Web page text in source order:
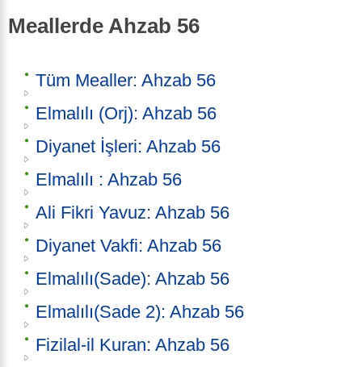
Meallerde Ahzab 56
Tüm Mealler: Ahzab 56
Elmalılı (Orj): Ahzab 56
Diyanet İşleri: Ahzab 56
Elmalılı : Ahzab 56
Ali Fikri Yavuz: Ahzab 56
Diyanet Vakfi: Ahzab 56
Elmalılı(Sade): Ahzab 56
Elmalılı(Sade 2): Ahzab 56
Fizilal-il Kuran: Ahzab 56